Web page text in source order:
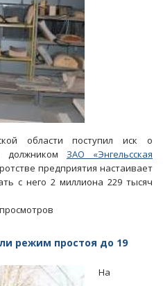
области поступил иск о
должником ЗАО «Энгельсская
предприятия настаивает
с него 2 миллиона 229 тысяч
режим простоя до 19
На